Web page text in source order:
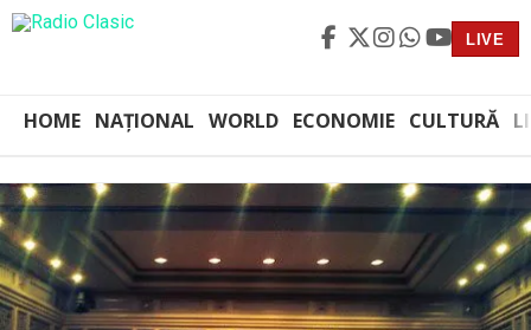
LIVE
HOME NAȚIONAL WORLD ECONOMIE CULTURĂ